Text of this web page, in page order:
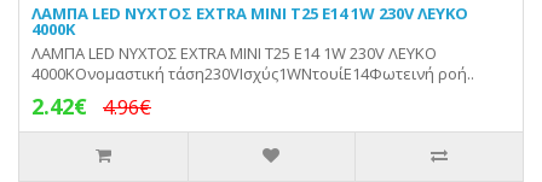
ΛΑΜΠΑ LED ΝΥΧΤΟΣ EXTRA MINI T25 E14 1W 230V ΛΕΥΚΟ
4000Κ
ΛΑΜΠΑ LED ΝΥΧΤΟΣ EXTRA MINI T25 E14 1W 230V ΛΕΥΚΟ
4000ΚΟνομαστική τάση230VΙσχύς1WΝτουίE14Φωτεινή ροή..
2.42€ 4.96€